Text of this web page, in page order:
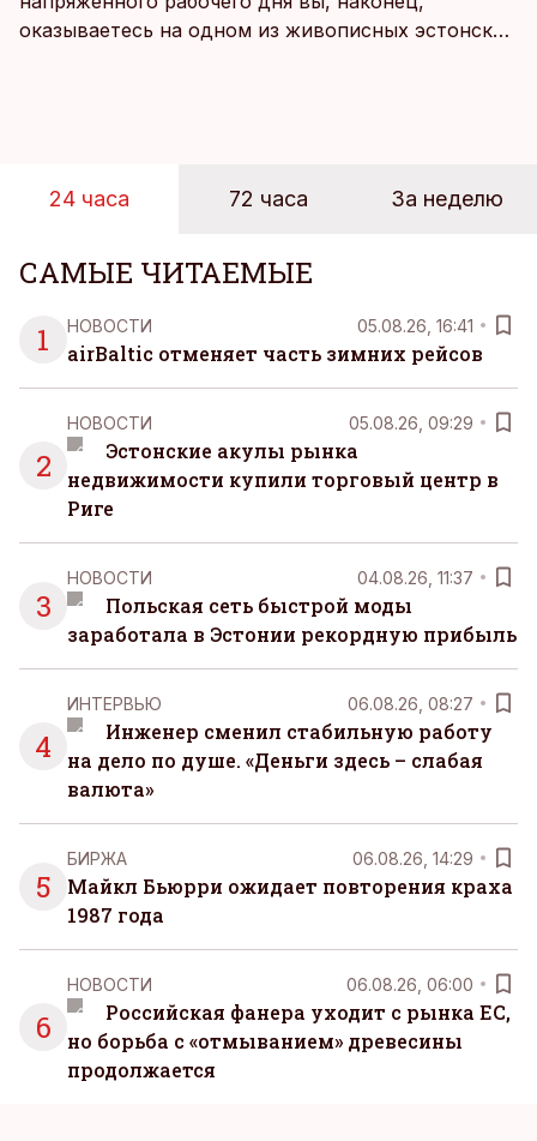
оказываетесь на одном из живописных эстонских
24 часа 72 часа За неделю
САМЫЕ ЧИТАЕМЫЕ
1
НОВОСТИ 05.08.26, 16:41
airBaltic отменяет часть зимних рейсов
2
НОВОСТИ 05.08.26, 09:29
Эстонские акулы рынка
недвижимости купили торговый центр в
Риге
3
НОВОСТИ 04.08.26, 11:37
Польская сеть быстрой моды
заработала в Эстонии рекордную прибыль
4
ИНТЕРВЬЮ 06.08.26, 08:27
Инженер сменил стабильную работу
на дело по душе. «Деньги здесь – слабая
валюта»
5
БИРЖА 06.08.26, 14:29
Майкл Бьюрри ожидает повторения краха
1987 года
6
НОВОСТИ 06.08.26, 06:00
Российская фанера уходит с рынка ЕС,
но борьба с «отмыванием» древесины
продолжается